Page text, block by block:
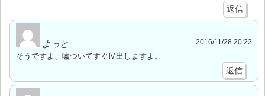
返信
よっと 2016/11/28 20:22
そうですよ、嘘ついてすぐⅣ出しますよ。
返信